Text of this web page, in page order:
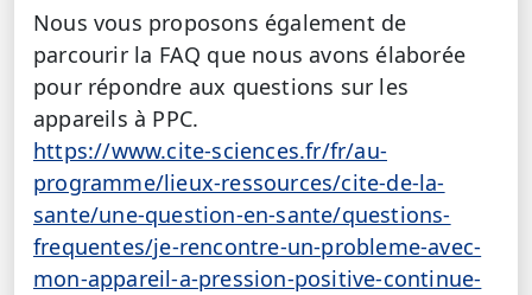
Nous vous proposons également de
parcourir la FAQ que nous avons élaborée
pour répondre aux questions sur les
appareils à PPC.
https://www.cite-sciences.fr/fr/au-
programme/lieux-ressources/cite-de-la-
sante/une-question-en-sante/questions-
frequentes/je-rencontre-un-probleme-avec-
mon-appareil-a-pression-positive-continue-